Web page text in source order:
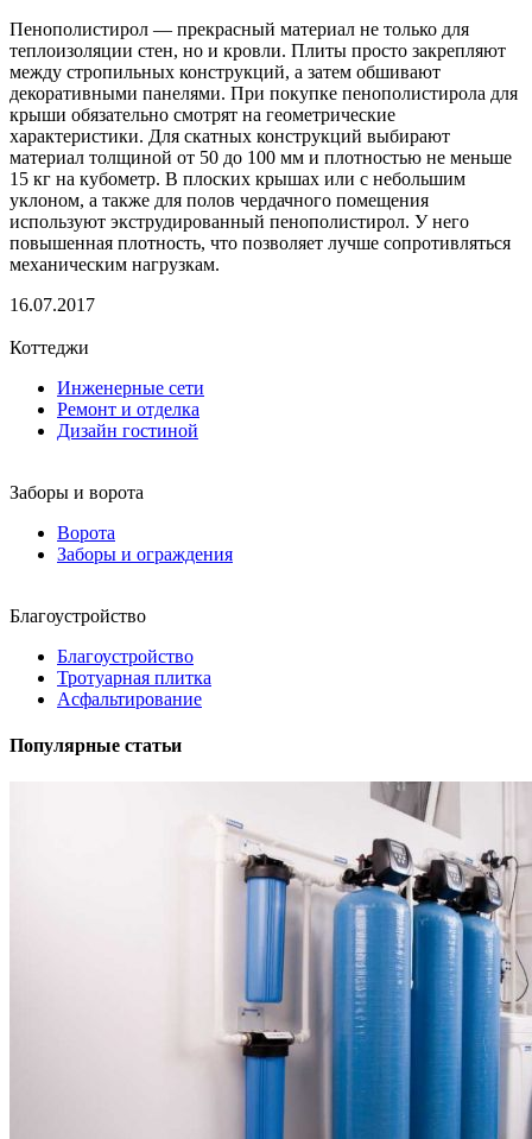
Пенополистирол — прекрасный материал не только для
теплоизоляции стен, но и кровли. Плиты просто закрепляют
между стропильных конструкций, а затем обшивают
декоративными панелями. При покупке пенополистирола для
крыши обязательно смотрят на геометрические
характеристики. Для скатных конструкций выбирают
материал толщиной от 50 до 100 мм и плотностью не меньше
15 кг на кубометр. В плоских крышах или с небольшим
уклоном, а также для полов чердачного помещения
используют экструдированный пенополистирол. У него
повышенная плотность, что позволяет лучше сопротивляться
механическим нагрузкам.
16.07.2017
Коттеджи
Инженерные сети
Ремонт и отделка
Дизайн гостиной
Заборы и ворота
Ворота
Заборы и ограждения
Благоустройство
Благоустройство
Тротуарная плитка
Асфальтирование
Популярные статьи